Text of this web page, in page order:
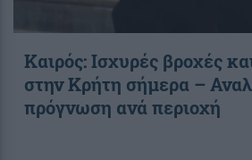
Καιρός: Ισχυρές βροχές
στην Κρήτη σήμερα –
πρόγνωση ανά περιοχή